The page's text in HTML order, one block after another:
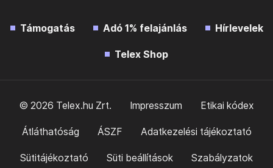
Támogatás Adó 1% felajánlás Hírlevelek
Telex Shop
© 2026 Telex.hu Zrt. Impresszum Etikai kódex
Átláthatóság ÁSZF Adatkezelési tájékoztató
Sütitájékoztató Süti beállítások Szabályzatok